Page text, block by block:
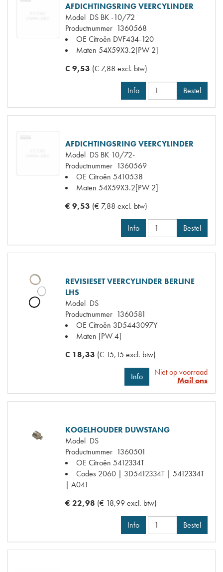
AFDICHTINGSRING VEERCYLINDER
Model DS BK -10/72
Productnummer 1360568
OE Citroën DVF434-120
Maten 54X59X3.2[PW 2]
€ 9,53 (€ 7,88 excl. btw)
Info Bestel
AFDICHTINGSRING VEERCYLINDER
Model DS BK 10/72-
Productnummer 1360569
OE Citroën 5410538
Maten 54X59X3.2[PW 2]
€ 9,53 (€ 7,88 excl. btw)
Info Bestel
REVISIESET VEERCYLINDER BERLINE
LHS
Model DS
Productnummer 1360581
OE Citroën 3D5443097Y
Maten [PW 4]
€ 18,33 (€ 15,15 excl. btw)
Info
Niet op voorraad
Mail ons
KOGELHOUDER DUWSTANG
Model DS
Productnummer 1360501
OE Citroën 5412334T
Codes 2060 | 3D5412334T | 5412334T
| A041
€ 22,98 (€ 18,99 excl. btw)
Info Bestel